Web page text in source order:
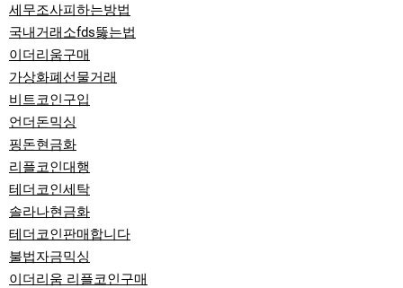
세무조사피하는방법
국내거래소fds뚫는법
이더리움구매
가상화폐선물거래
비트코인구입
언더돈믹싱
핑돈현금화
리플코인대행
테더코인세탁
솔라나현금화
테더코인판매합니다
불법자금믹싱
이더리움 리플코인구매